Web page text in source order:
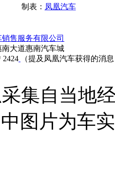
制表： 凤凰汽车
售服务有限公司
大道惠南汽车城
2424
（提及凤凰汽车获得的消
集自当地
图片为车